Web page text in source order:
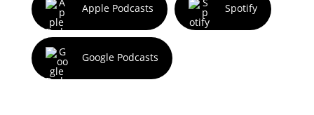
Apple Podcasts Spotify
Google Podcasts